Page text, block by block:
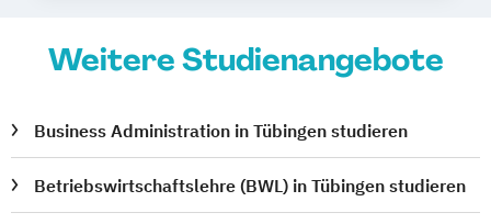
Weitere Studienangebote
Business Administration in Tübingen studieren
Betriebswirtschaftslehre (BWL) in Tübingen studieren